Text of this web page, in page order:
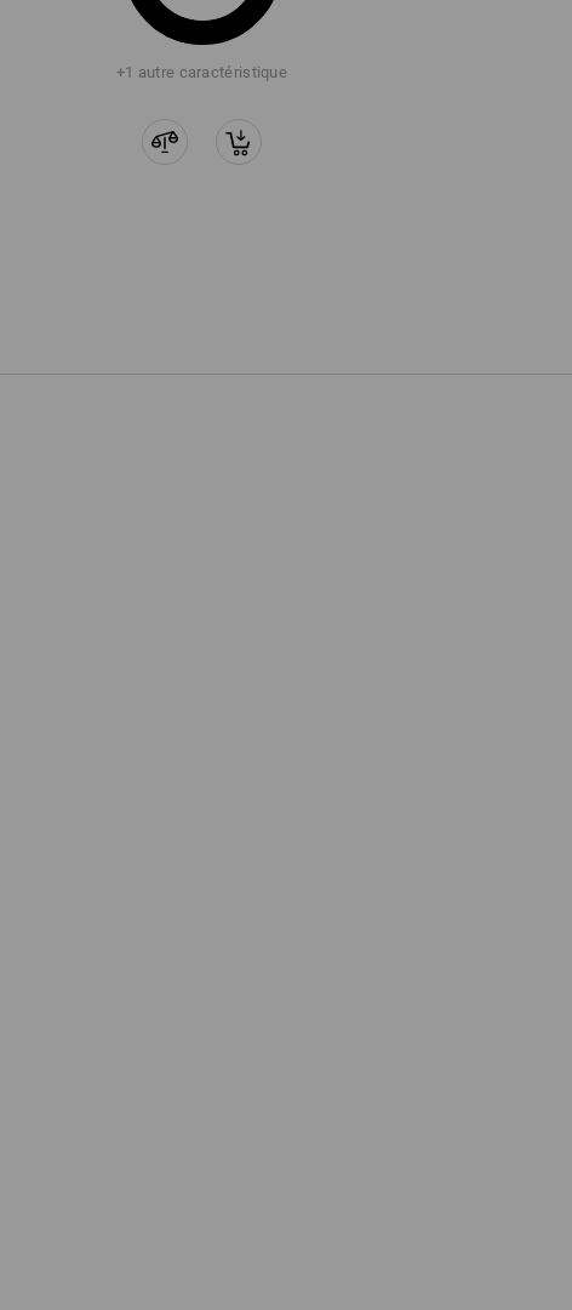
+1 autre caractéristique